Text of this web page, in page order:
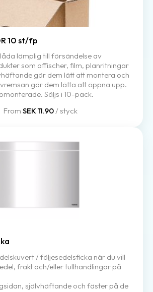
10 st/fp
lämplig till försändelse av
som affischer, film, planritningar
gör dem lätt att montera och
gör dem lätta att öppna upp.
Säljs i 10-pack.
From SEK 11.90/ styck
/ följesedelsficka när du vill
frakt och/eller tullhandlingar på
självhäftande och fäster på de